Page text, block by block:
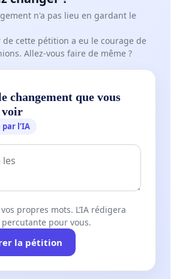
n'a pas lieu en gardant le
de cette pétition a eu le courage de
Allez-vous faire de même ?
changement que vous
voir
l’IA
propres mots. L’IA rédigera
pour vous.
la pétition